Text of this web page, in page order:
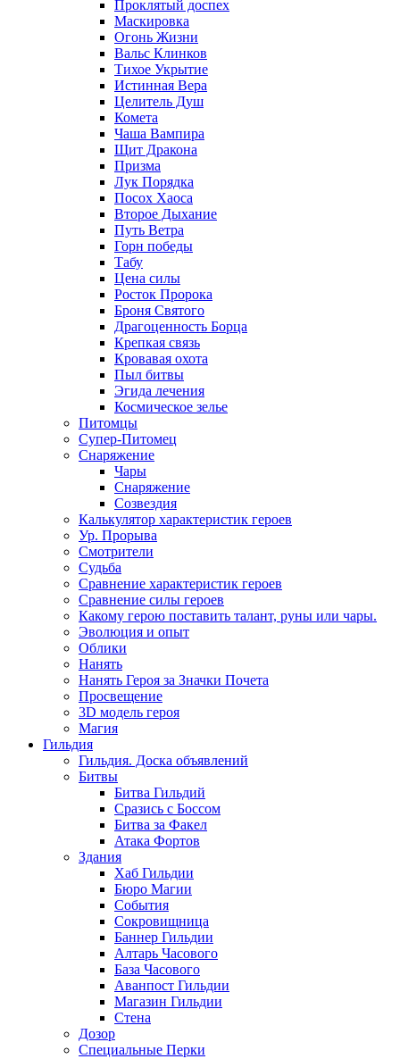
Проклятый доспех
Маскировка
Огонь Жизни
Вальс Клинков
Тихое Укрытие
Истинная Вера
Целитель Душ
Комета
Чаша Вампира
Щит Дракона
Призма
Лук Порядка
Посох Хаоса
Второе Дыхание
Путь Ветра
Горн победы
Табу
Цена силы
Росток Пророка
Броня Святого
Драгоценность Борца
Крепкая связь
Кровавая охота
Пыл битвы
Эгида лечения
Космическое зелье
Питомцы
Супер-Питомец
Снаряжение
Чары
Снаряжение
Созвездия
Калькулятор характеристик героев
Ур. Прорыва
Смотрители
Судьба
Сравнение характеристик героев
Сравнение силы героев
Какому герою поставить талант, руны или чары.
Эволюция и опыт
Облики
Нанять
Нанять Героя за Значки Почета
Просвещение
3D модель героя
Магия
Гильдия
Гильдия. Доска объявлений
Битвы
Битва Гильдий
Сразись с Боссом
Битва за Факел
Атака Фортов
Здания
Хаб Гильдии
Бюро Магии
События
Сокровищница
Баннер Гильдии
Алтарь Часового
База Часового
Аванпост Гильдии
Магазин Гильдии
Стена
Дозор
Специальные Перки